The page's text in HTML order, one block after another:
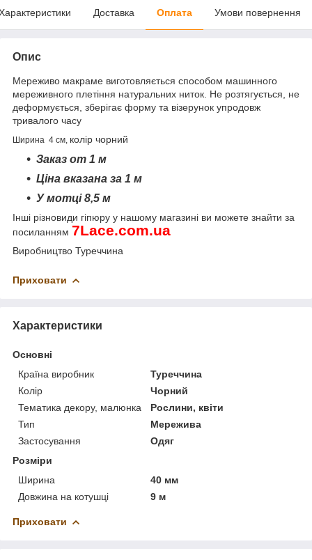
Доставка Оплата Умови повернення
Опис
Мереживо макраме виготовляється способом машинного
мереживного плетіння натуральних ниток. Не розтягується, не
деформується, зберігає форму та візерунок упродовж
тривалого часу
Ширина 4 см, колір чорний
Заказ от 1 м
Ціна вказана за 1 м
У мотці 8,5 м
Інші різновиди гіпюру у нашому магазині ви можете знайти за
посиланням 7Lace.com.ua
Виробництво Туреччина
Приховати
Характеристики
Основні
Країна виробник
Туреччина
Колір
Чорний
Тематика декору, малюнка
Рослини, квіти
Тип
Мережива
Застосування
Одяг
Розміри
Ширина
40 мм
Довжина на котушці
9 м
Приховати